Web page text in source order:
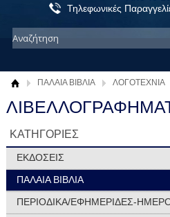
Τηλεφωνικές
ΠΑΛΑΙΑ ΒΙΒΛΙΑ ΛΟΓΟΤΕΧΝΙΑ
ΚΑΤΗΓΟΡΙΕΣ
ΕΚΔΟΣΕΙΣ
ΠΑΛΑΙΑ ΒΙΒΛΙΑ
ΠΕΡΙΟΔΙΚΑ/ΕΦΗΜΕΡΙΔΕΣ-